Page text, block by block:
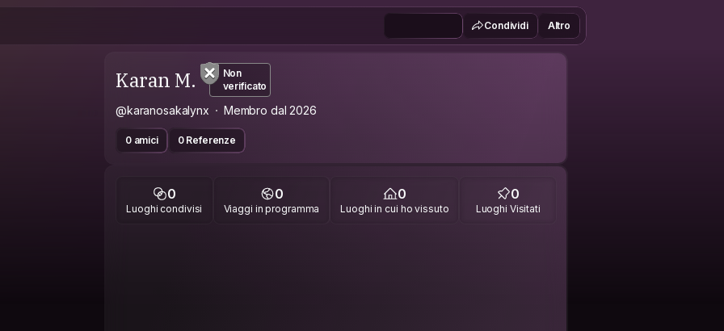
Condividi Altro
Karan M.
Non
verificato
@karanosakalynx Membro dal 2026
0 amici 0 Referenze
0
Luoghi condivisi
0
Viaggi in programma
0
Luoghi in cui ho vissuto
0
Luoghi Visitati